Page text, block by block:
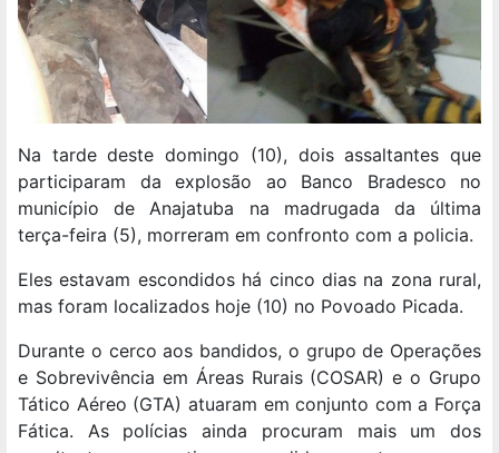
Na tarde deste domingo (10), dois assaltantes que
participaram da explosão ao Banco Bradesco no
município de Anajatuba na madrugada da última
terça-feira (5), morreram em confronto com a policia.
Eles estavam escondidos há cinco dias na zona rural,
mas foram localizados hoje (10) no Povoado Picada.
Durante o cerco aos bandidos, o grupo de Operações
e Sobrevivência em Áreas Rurais (COSAR) e o Grupo
Tático Aéreo (GTA) atuaram em conjunto com a Força
Fática. As polícias ainda procuram mais um dos